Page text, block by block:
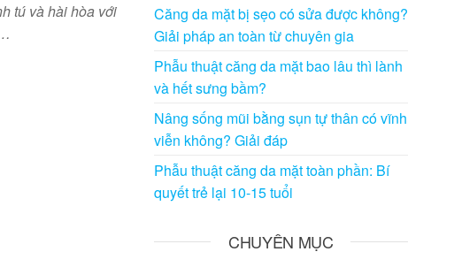
tú và hài hòa với
Căng da mặt bị sẹo có sửa được không?
Giải pháp an toàn từ chuyên gia
Phẫu thuật căng da mặt bao lâu thì lành
và hết sưng bầm?
Nâng sống mũi bằng sụn tự thân có vĩnh
viễn không? Giải đáp
Phẫu thuật căng da mặt toàn phần: Bí
quyết trẻ lại 10-15 tuổi
CHUYÊN MỤC